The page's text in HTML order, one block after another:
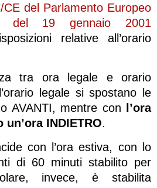
del Parlamento Europeo
del 19 gennaio 2001
relative all’orario
tra ora legale e orario
legale si spostano le
AVANTI, mentre con
l’ora
INDIETRO.
con l’ora estiva, con lo
di 60 minuti stabilito per
invece, è stabilita